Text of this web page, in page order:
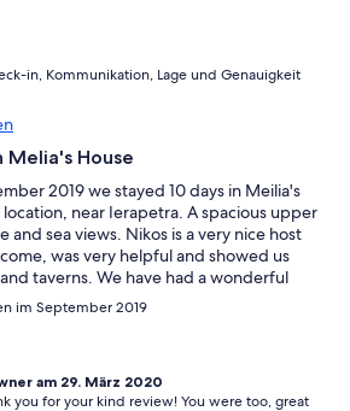
in, Kommunikation, Lage und Genauigkeit
House
2019 we stayed 10 days in Meilia's
near Ierapetra. A spacious upper
and sea views. Nikos is a very nice host
was very helpful and showed us
taverns. We have had a wonderful
in a beautiful spot in an olive grove.
im September 2019
am 29. März 2020
you for your kind review! You were too, great